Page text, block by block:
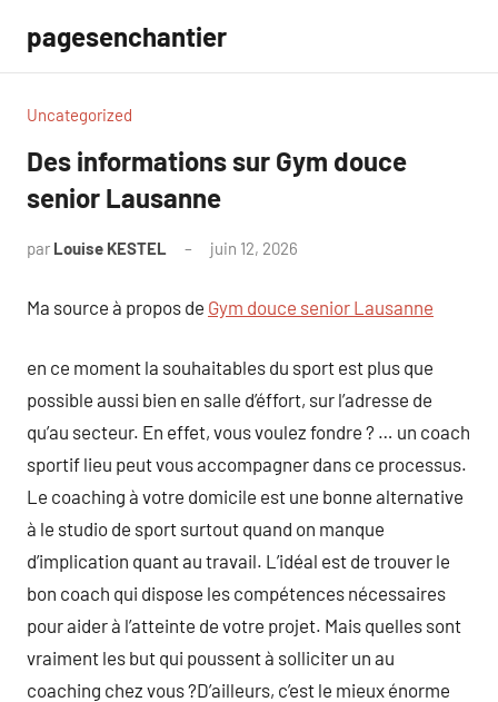
contenu
pagesenchantier
Uncategorized
Des informations sur Gym douce
senior Lausanne
par Louise KESTEL juin 12, 2026
Ma source à propos de Gym douce senior Lausanne
en ce moment la souhaitables du sport est plus que
possible aussi bien en salle d’éffort, sur l’adresse de
qu’au secteur. En effet, vous voulez fondre ? … un coach
sportif lieu peut vous accompagner dans ce processus.
Le coaching à votre domicile est une bonne alternative
à le studio de sport surtout quand on manque
d’implication quant au travail. L’idéal est de trouver le
bon coach qui dispose les compétences nécessaires
pour aider à l’atteinte de votre projet. Mais quelles sont
vraiment les but qui poussent à solliciter un au
coaching chez vous ?D’ailleurs, c’est le mieux énorme